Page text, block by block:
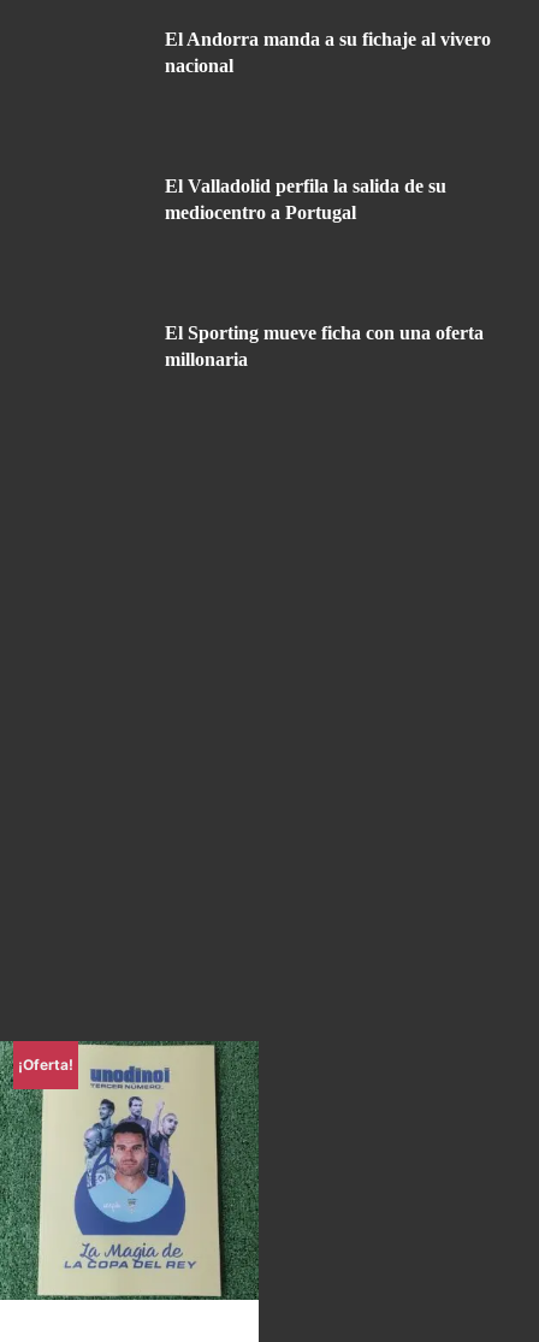
El Andorra manda a su fichaje al vivero
nacional
El Valladolid perfila la salida de su
mediocentro a Portugal
El Sporting mueve ficha con una oferta
millonaria
¡Oferta!